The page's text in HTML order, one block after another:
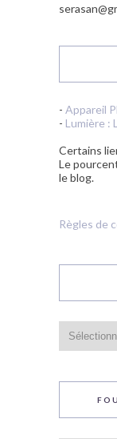
- Appareil
- Lumière :
Certains
Le
le blog.
Règles de
du
blog